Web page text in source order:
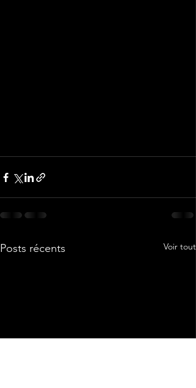
Posts récents Voir tout